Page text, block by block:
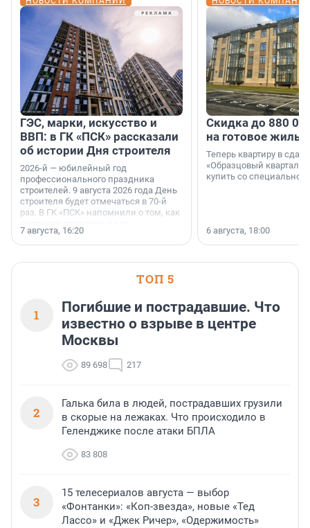
ГЭС, марки, искусство и
ВВП: в ГК «ПСК» рассказали
об истории Дня строителя
2026-й — юбилейный год
профессионального праздника
строителей. 9 августа 2026 года День
строителя будет отмечаться в 70-й
раз. В ГК «ПСК» напомнили о том, как
поменялась роль строительства.
7 августа, 16:20
Скидка до 880
на готовое
Теперь квартиру в
«Образцовый квартал
купить со специальной
6 августа, 18:00
ТОП 5
1
Погибшие и пострадавшие. Что
известно о взрыве в центре
Москвы
89 698 217
2
Галька била в людей, пострадавших грузили
в скорые на лежаках. Что происходило в
Геленджике после атаки БПЛА
83 808
3
15 телесериалов августа — выбор
«Фонтанки»: «Коп-звезда», новые «Тед
Лассо» и «Джек Ричер», «Одержимость»